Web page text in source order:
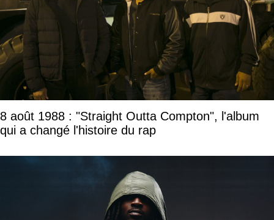
8 août 1988 : "Straight Outta Compton", l'album
qui a changé l'histoire du rap